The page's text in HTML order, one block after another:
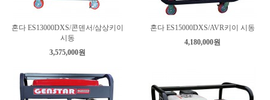
혼다 ES13000DXS/콘덴서/삼상키이
시동
3,575,000원
혼다 ES15000DXS/AVR키이 시동
4,180,000원